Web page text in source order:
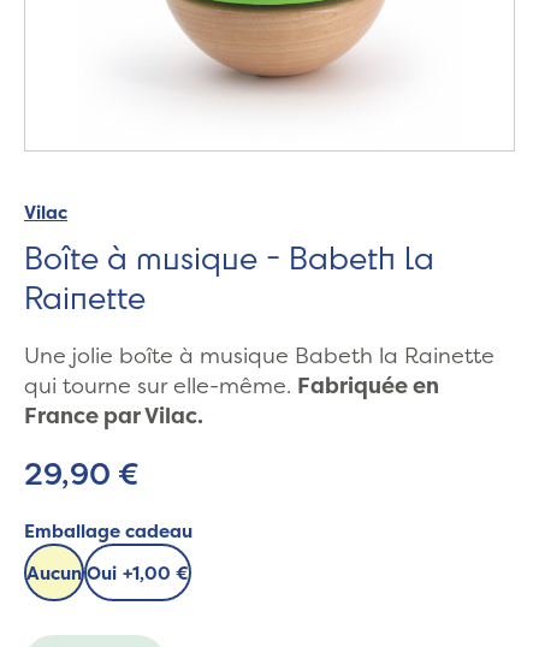
Vilac
Boîte à musique - Babeth la
Rainette
Une jolie boîte à musique Babeth la Rainette
qui tourne sur elle-même. Fabriquée en
France par Vilac.
29,90 €
Emballage cadeau
AucunOui +1,00 €